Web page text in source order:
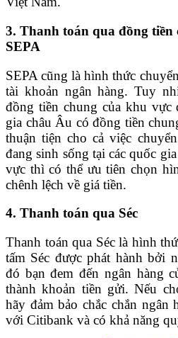
3. Thanh toán qua đồng tiền
SEPA
SEPA cũng là hình thức
tài khoản ngân hàng. Tuy
đồng tiền chung của khu
gia châu Âu có đồng tiền
thuận tiện cho cả việc
đang sinh sống tại các quốc
vực thì có thể ưu tiên chọn
chênh lệch về giá tiền.
4. Thanh toán qua Séc
Thanh toán qua Séc là hình
tấm Séc được phát hành bởi
đó bạn đem đến ngân hàng
thành khoản tiền gửi. Nếu
hãy đảm bảo chắc chắn ngân
với Citibank và có khả năng